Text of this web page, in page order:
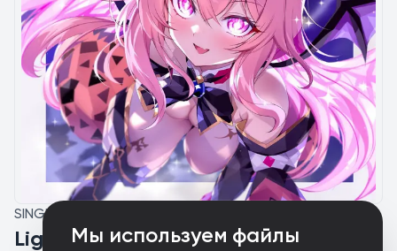
Мы используем файлы
SINGLE
Light Fly